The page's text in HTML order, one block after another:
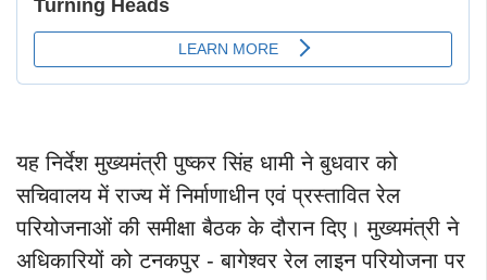
यह निर्देश मुख्यमंत्री पुष्कर सिंह धामी ने बुधवार को
सचिवालय में राज्य में निर्माणाधीन एवं प्रस्तावित रेल
परियोजनाओं की समीक्षा बैठक के दौरान दिए। मुख्यमंत्री ने
अधिकारियों को टनकपुर - बागेश्वर रेल लाइन परियोजना पर